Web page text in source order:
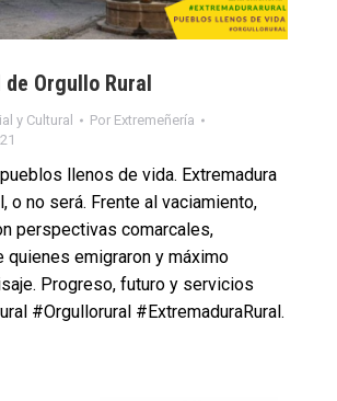
de Orgullo Rural
y Cultural Por Extremeñería
llenos de vida. Extremadura
o no será. Frente al vaciamiento,
perspectivas comarcales,
quienes emigraron y máximo
Progreso, futuro y servicios
#Orgullorural #ExtremaduraRural.